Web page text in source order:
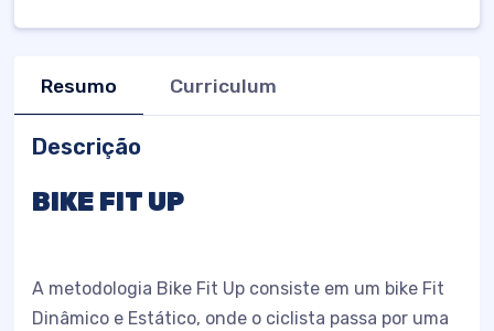
Resumo Curriculum
Descrição
BIKE FIT UP
A metodologia Bike Fit Up consiste em um bike Fit
Dinâmico e Estático, onde o ciclista passa por uma